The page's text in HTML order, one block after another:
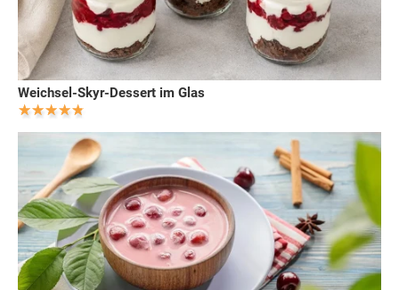
Weichsel-Skyr-Dessert im Glas